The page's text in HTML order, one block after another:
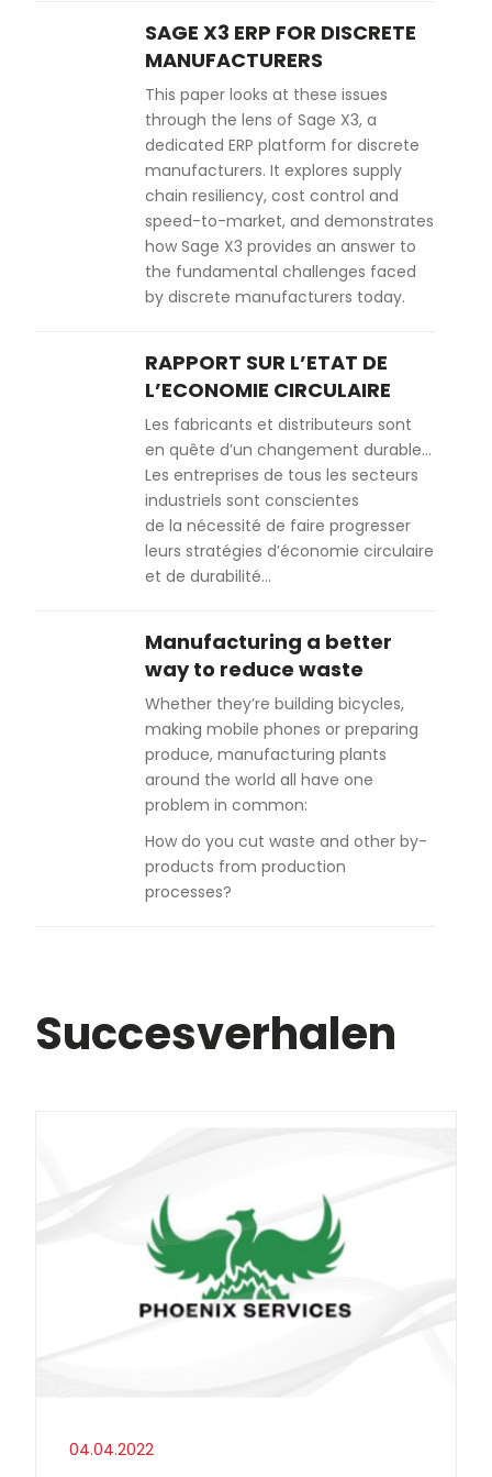
SAGE X3 ERP FOR DISCRETE
MANUFACTURERS
This paper looks at these issues
through the lens of Sage X3, a
dedicated ERP platform for discrete
manufacturers. It explores supply
chain resiliency, cost control and
speed-to-market, and demonstrates
how Sage X3 provides an answer to
the fundamental challenges faced
by discrete manufacturers today.
RAPPORT SUR L’ETAT DE
L’ECONOMIE CIRCULAIRE
Les fabricants et distributeurs sont
en quête d’un changement durable…
Les entreprises de tous les secteurs
industriels sont conscientes
de la nécessité de faire progresser
leurs stratégies d’économie circulaire
et de durabilité…
Manufacturing a better
way to reduce waste
Whether they’re building bicycles,
making mobile phones or preparing
produce, manufacturing plants
around the world all have one
problem in common:
How do you cut waste and other by-
products from production
processes?
Succesverhalen
04.04.2022